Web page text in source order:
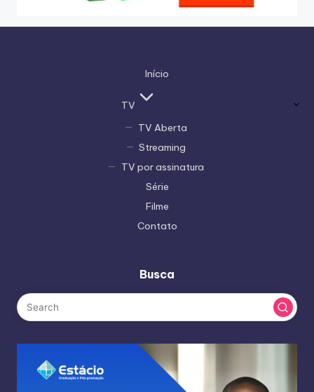
Início
TV
TV Aberta
Streaming
TV por assinatura
Série
Filme
Contato
Busca